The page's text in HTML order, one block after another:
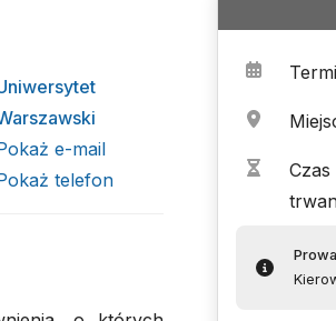
Czas
e-mail
telefon